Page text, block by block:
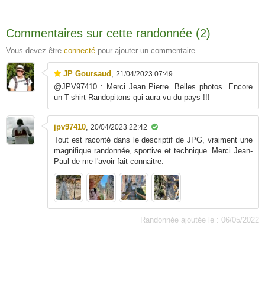
Commentaires sur cette randonnée (2)
Vous devez être connecté pour ajouter un commentaire.
JP Goursaud 21/04/2023 07:49
@JPV97410 : Merci Jean Pierre. Belles photos. Encore
un T-shirt Randopitons qui aura vu du pays !!!
jpv97410 20/04/2023 22:42
Tout est raconté dans le descriptif de JPG, vraiment une
magnifique randonnée, sportive et technique. Merci Jean-
Paul de me l'avoir fait connaitre.
Randonnée ajoutée le : 06/05/2022